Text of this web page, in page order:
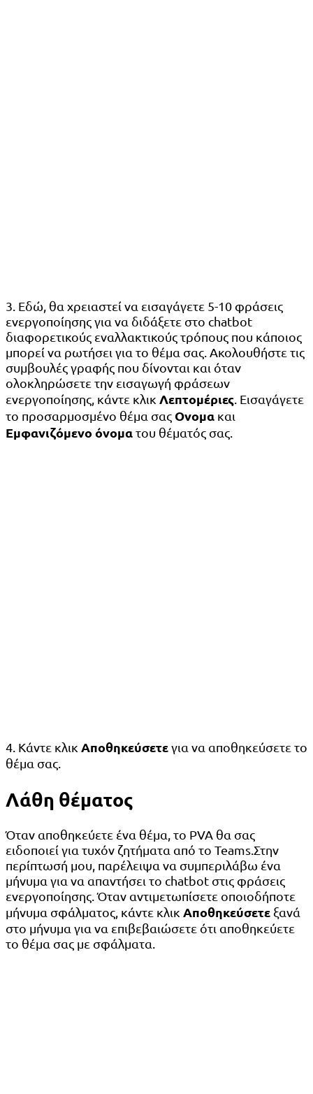
3. Εδώ, θα χρειαστεί να εισαγάγετε 5-10 φράσεις
ενεργοποίησης για να διδάξετε στο chatbot
διαφορετικούς εναλλακτικούς τρόπους που κάποιος
μπορεί να ρωτήσει για το θέμα σας. Ακολουθήστε τις
συμβουλές γραφής που δίνονται και όταν
ολοκληρώσετε την εισαγωγή φράσεων
ενεργοποίησης, κάντε κλικ Λεπτομέριες. Εισαγάγετε
το προσαρμοσμένο θέμα σας Ονομα και
Εμφανιζόμενο όνοματου θέματός σας.
4. Κάντε κλικ Αποθηκεύσετεγια να αποθηκεύσετε το
θέμα σας.
Λάθη θέματος
Όταν αποθηκεύετε ένα θέμα, το PVA θα σας
ειδοποιεί για τυχόν ζητήματα από το Teams.Στην
περίπτωσή μου, παρέλειψα να συμπεριλάβω ένα
μήνυμα για να απαντήσει το chatbot στις φράσεις
ενεργοποίησης. Όταν αντιμετωπίσετε οποιοδήποτε
μήνυμα σφάλματος, κάντε κλικ Αποθηκεύσετε ξανά
στο μήνυμα για να επιβεβαιώσετε ότι αποθηκεύετε
το θέμα σας με σφάλματα.